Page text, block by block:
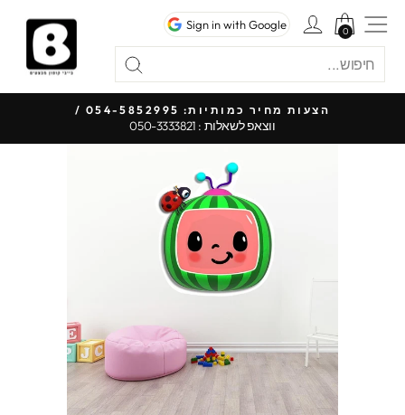
חיפוש
Sign in with Google
כניסה לחשבוןניווט באתר
0
0
עצור
הצעות מחיר כמותיות: 054-5852995 /
ווצאפ לשאלות : 050-3333821